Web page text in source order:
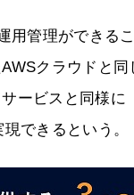
管理ができる
クラウドと
ービスと同様に
できるという。